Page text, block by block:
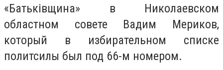
«Батьківщина» в Николаевском
областном совете Вадим Мериков,
который в избирательном списке
политсилы был под 66-м номером.